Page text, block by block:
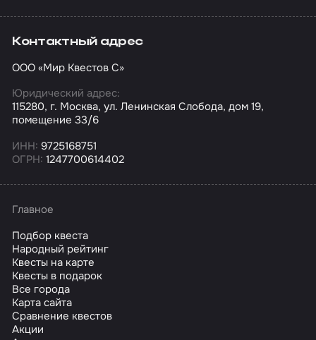
Контактный адрес
ООО «Мир Квестов С»
Юридический адрес:
115280, г. Москва, ул. Ленинская Слобода, дом 19,
помещение 33/6
ИНН: 9725168751
ОГРН: 1247700614402
Главное
Подбор квеста
Народный рейтинг
Квесты на карте
Квесты в подарок
Все города
Карта сайта
Сравнение квестов
Акции